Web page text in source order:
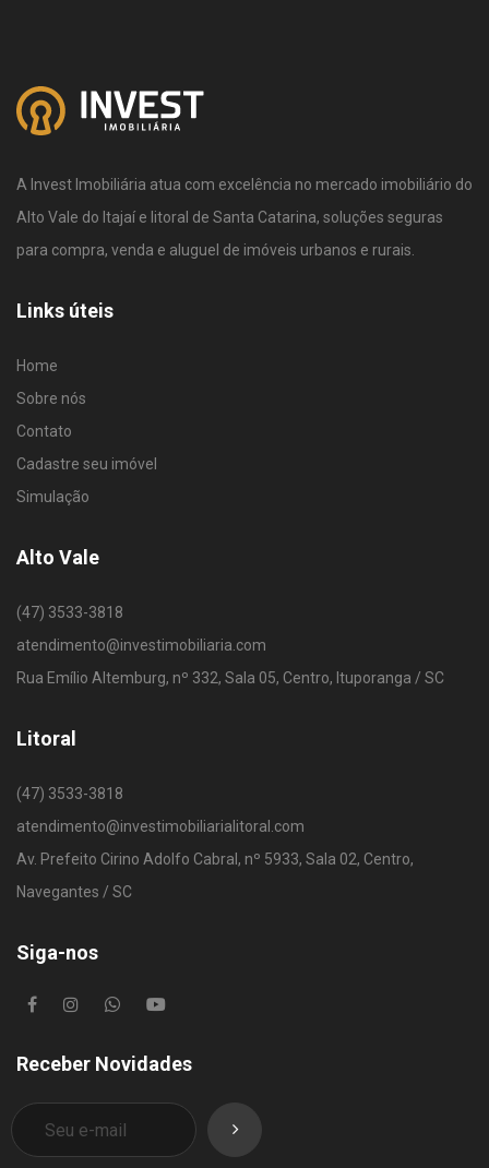
A Invest Imobiliária atua com excelência no mercado imobiliário do
Alto Vale do Itajaí e litoral de Santa Catarina, soluções seguras
para compra, venda e aluguel de imóveis urbanos e rurais.
Links úteis
Home
Sobre nós
Contato
Cadastre seu imóvel
Simulação
Alto Vale
(47) 3533-3818
atendimento@investimobiliaria.com
Rua Emílio Altemburg, nº 332, Sala 05, Centro, Ituporanga / SC
Litoral
(47) 3533-3818
atendimento@investimobiliarialitoral.com
Av. Prefeito Cirino Adolfo Cabral, nº 5933, Sala 02, Centro,
Navegantes / SC
Siga-nos
Receber Novidades